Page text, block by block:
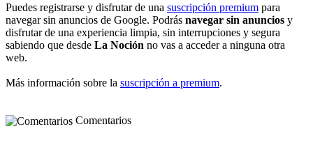
Puedes registrarse y disfrutar de una suscripción premium para
navegar sin anuncios de Google. Podrás navegar sin anuncios y
disfrutar de una experiencia limpia, sin interrupciones y segura
sabiendo que desde La Noción no vas a acceder a ninguna otra
web.
Más información sobre la suscripción a premium.
Comentarios